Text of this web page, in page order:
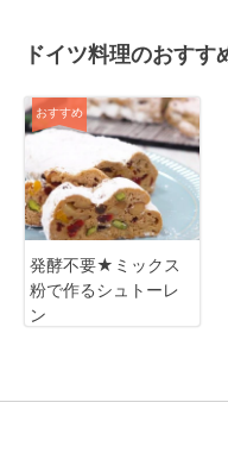
ドイツ料理のおすす
おすすめ
発酵不要★ミックス
粉で作るシュトーレ
ン